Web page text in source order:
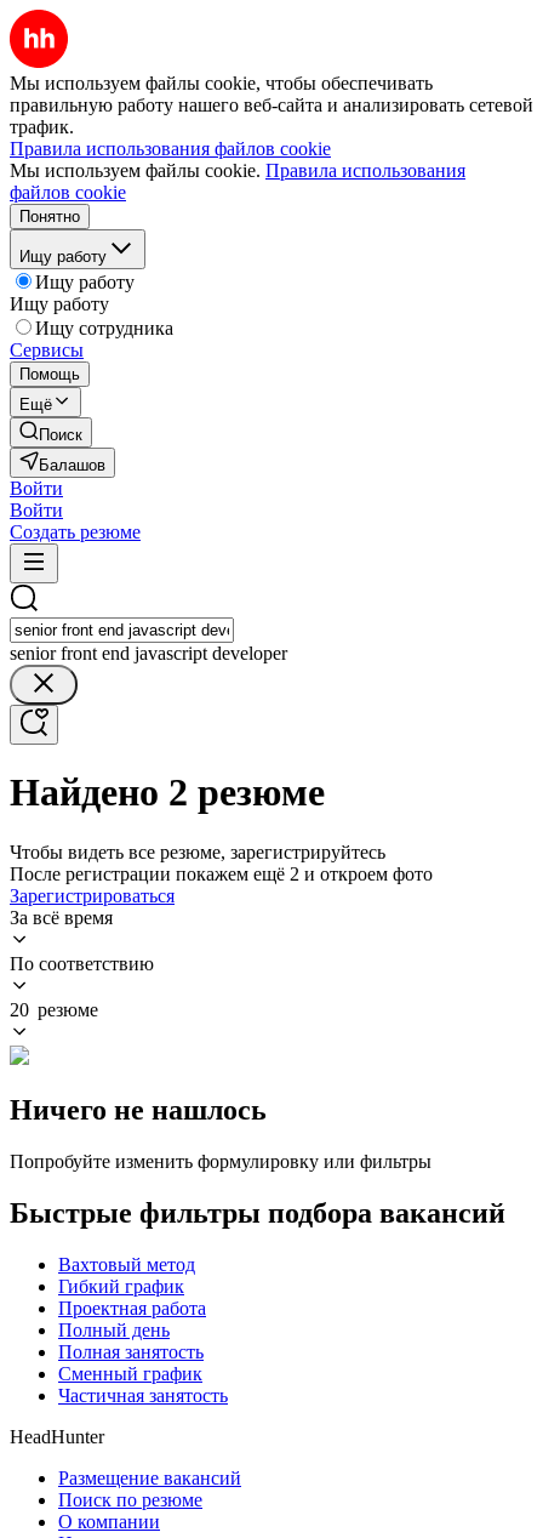
Мы используем файлы cookie, чтобы обеспечивать
правильную работу нашего веб-сайта и анализировать сетевой
трафик.
Правила использования файлов cookie
Мы используем файлы cookie. Правила использования
файлов cookie
Понятно
Ищу работу
Ищу работу
Ищу работу
Ищу сотрудника
Сервисы
Помощь
Ещё
Поиск
Балашов
Войти
Войти
Создать резюме
senior front end javascript developer
Найдено 2 резюме
Чтобы видеть все резюме, зарегистрируйтесь
После регистрации покажем ещё 2 и откроем фото
Зарегистрироваться
За всё время
По соответствию
20 резюме
Ничего не нашлось
Попробуйте изменить формулировку или фильтры
Быстрые фильтры подбора вакансий
Вахтовый метод
Гибкий график
Проектная работа
Полный день
Полная занятость
Сменный график
Частичная занятость
HeadHunter
Размещение вакансий
Поиск по резюме
О компании